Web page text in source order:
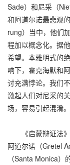
Sade）和尼采（
和阿道尔诺最悲观
rung）当中，他们
程加以概念化。据
希望。本雅明式的
响下，霍克海默和
讨充满悖论。我们
激起人们对尼采的
场，容易引起混淆
《启蒙辩证法》
阿道尔诺（Gretel
（Santa Monica